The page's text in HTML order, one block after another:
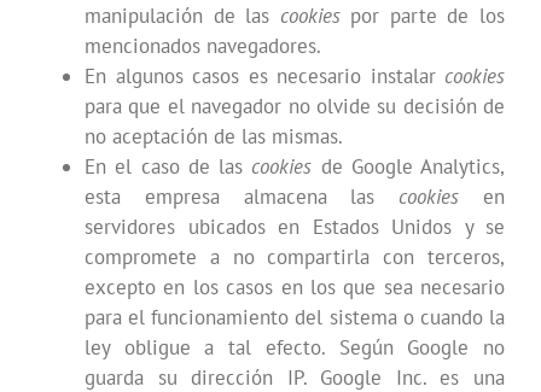
manipulación de las cookiespor parte de los
mencionados navegadores.
En algunos casos es necesario instalar cookies
para que el navegador no olvide su decisión de
no aceptación de las mismas.
En el caso de las cookies de Google Analytics,
esta empresa almacena las cookies en
servidores ubicados en Estados Unidos y se
compromete a no compartirla con terceros,
excepto en los casos en los que sea necesario
para el funcionamiento del sistema o cuando la
ley obligue a tal efecto. Según Google no
guarda su dirección IP. Google Inc. es una